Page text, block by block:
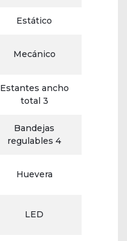
Estático
Mecánico
Estantes ancho
total 3
Bandejas
regulables 4
Huevera
LED